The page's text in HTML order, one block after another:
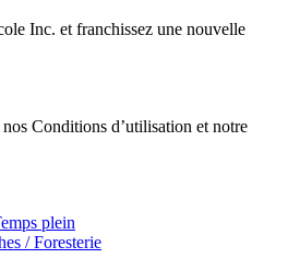
Inc. et franchissez une nouvelle
Conditions d’utilisation et notre
plein
/ Foresterie